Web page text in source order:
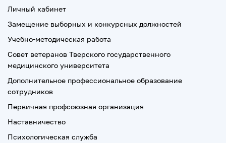
Личный кабинет
Замещение выборных и конкурсных должностей
Учебно-методическая работа
Совет ветеранов Тверского государственного
медицинского университета
Дополнительное профессиональное образование
сотрудников
Первичная профсоюзная организация
Наставничество
Психологическая служба